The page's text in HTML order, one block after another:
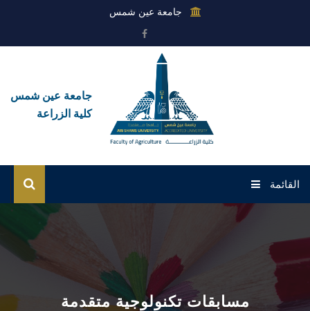
جامعة عين شمس
جامعة عين شمس
كلية الزراعة
القائمة
عن الكلية
القطاعات مسابقات تكنولوجية متقدمة